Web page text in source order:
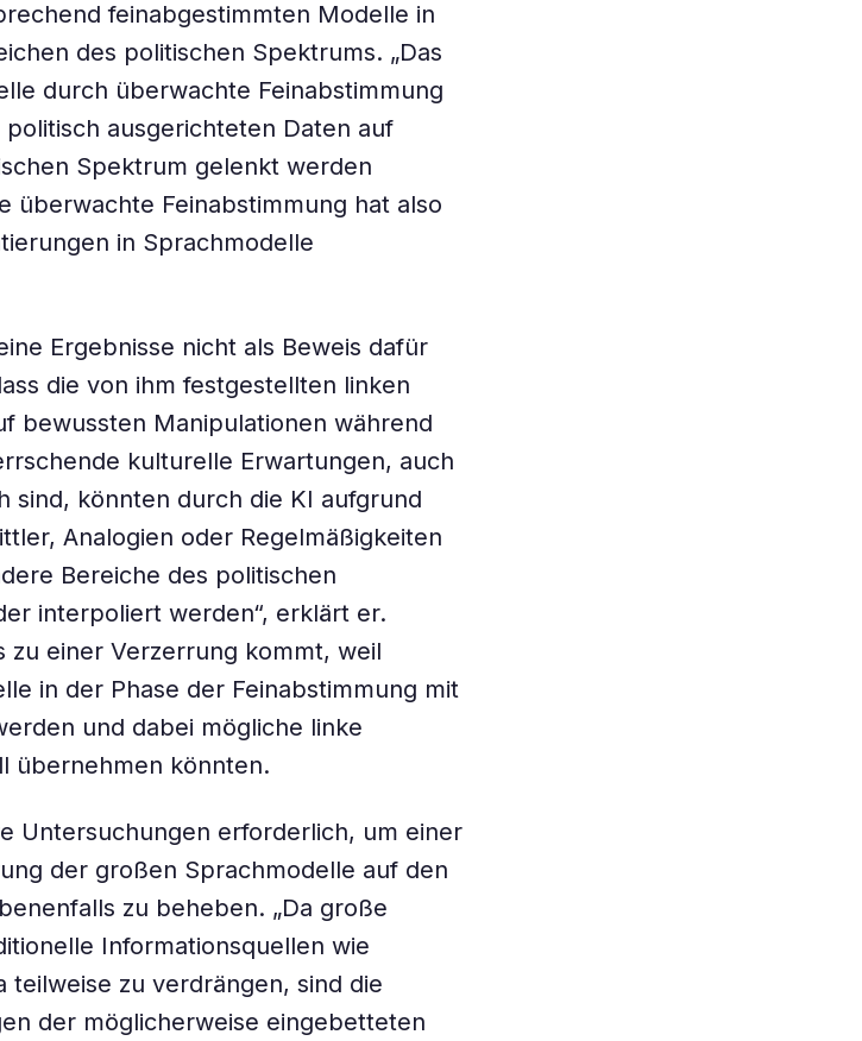
feinabgestimmten Modelle in
des politischen Spektrums. „Das
durch überwachte Feinabstimmung
ausgerichteten Daten auf
Spektrum gelenkt werden
überwachte Feinabstimmung hat also
in Sprachmodelle
Ergebnisse nicht als Beweis dafür
die von ihm festgestellten linken
bewussten Manipulationen während
kulturelle Erwartungen, auch
sind, könnten durch die KI aufgrund
Analogien oder Regelmäßigkeiten
Bereiche des politischen
interpoliert werden“, erklärt er.
zu einer Verzerrung kommt, weil
in der Phase der Feinabstimmung mit
und dabei mögliche linke
übernehmen könnten.
Untersuchungen erforderlich, um einer
der großen Sprachmodelle auf den
zu beheben. „Da große
Informationsquellen wie
teilweise zu verdrängen, sind die
der möglicherweise eingebetteten